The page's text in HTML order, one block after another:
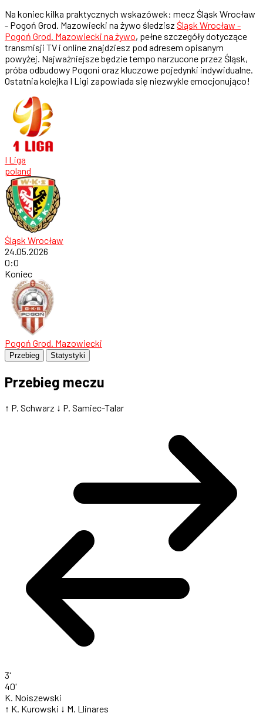
Na koniec kilka praktycznych wskazówek: mecz Śląsk Wrocław
- Pogoń Grod. Mazowiecki na żywo śledzisz Śląsk Wrocław -
Pogoń Grod. Mazowiecki na żywo, pełne szczegóły dotyczące
transmisji TV i online znajdziesz pod adresem opisanym
powyżej. Najważniejsze będzie tempo narzucone przez Śląsk,
próba odbudowy Pogoni oraz kluczowe pojedynki indywidualne.
Ostatnia kolejka I Ligi zapowiada się niezwykle emocjonująco!
I Liga
poland
Śląsk Wrocław
24.05.2026
0:0
Koniec
Pogoń Grod. Mazowiecki
Przebieg Statystyki
Przebieg meczu
↑ P. Schwarz ↓ P. Samiec-Talar
3'
40'
K. Noiszewski
↑ K. Kurowski ↓ M. Llinares